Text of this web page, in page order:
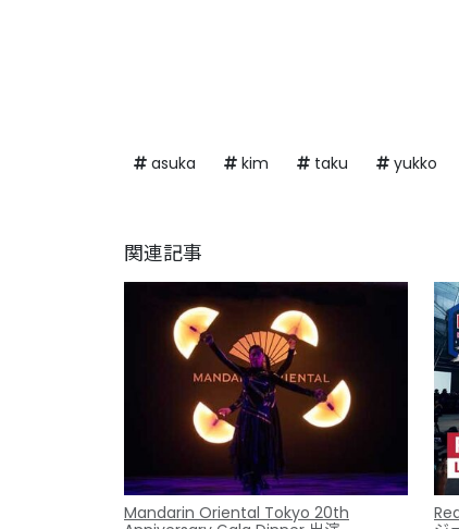
asuka kim taku yukko
関連記事
Mandarin Oriental Tokyo 20th